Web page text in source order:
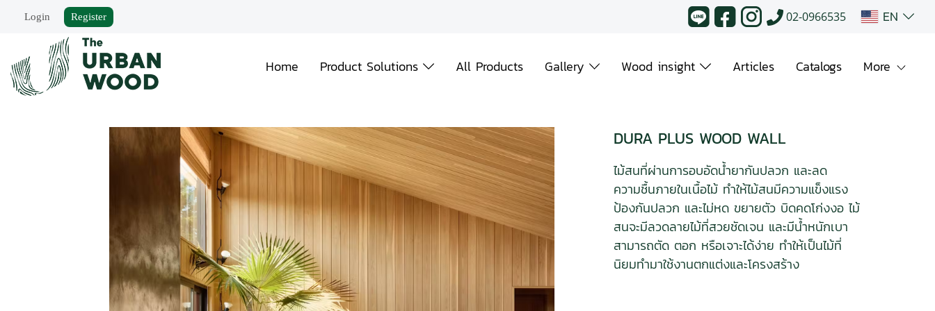
Login Register 02-0966535 EN
Home Product Solutions All Products Gallery Wood insight Articles Catalogs More
DURA PLUS WOOD WALL
ไม้สนที่ผ่านการอบอัดน้ำยากันปลวก และลด
ความชื้นภายในเนื้อไม้ ทำให้ไม้สนมีความแข็งแรง
ป้องกันปลวก และไม่หด ขยายตัว บิดคดโก่งงอ ไม้
สนจะมีลวดลายไม้ที่สวยชัดเจน และมีน้ำหนักเบา
สามารถตัด ตอก หรือเจาะได้ง่าย ทำให้เป็นไม้ที่
นิยมทำมาใช้งานตกแต่งและโครงสร้าง